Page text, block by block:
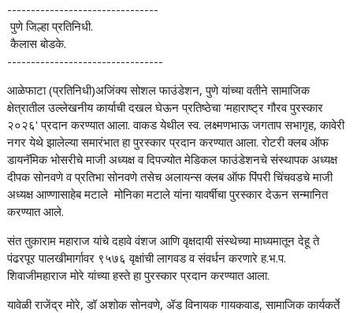
--------------------------------
पुणे जिल्हा प्रतिनिधी.
कैलास बोडके.
---------------------------------
आळेफाटा (प्रतिनिधी)अजिंक्य सोशल फाउंडेशन, पुणे यांच्या वतीने सामाजिक
क्षेत्रातील उल्लेखनीय कार्याची दखल घेऊन प्रतिष्ठेचा 'महाराष्ट्र गौरव पुरस्कार
२०२६' प्रदान करण्यात आला. वाकड येथील स्व. लक्ष्मणभाऊ जगताप सभागृह, कावेरी
नगर येथे झालेल्या समारंभात हा पुरस्कार प्रदान करण्यात आला. रोटरी क्लब ऑफ
डायनॅमिक भोसरीचे माजी अध्यक्ष व दिपज्योत मेडिकल फाउंडेशनचे संस्थापक अध्यक्ष
दीपक सोनवणे व प्रतिभा सोनवणे तसेच अलायन्स क्लब ऑफ पिंपरी चिंचवडचे माजी
अध्यक्ष आण्णासाहेब मटाले मोनिका मटाले यांना यावर्षीचा पुरस्कार देऊन सन्मानित
करण्यात आले.
संत तुकाराम महाराज यांचे दहावे वंशज आणि वृक्षदायी संस्थेच्या माध्यमातून देहू ते
पंढरपूर पालखीमार्गावर ९५७६ वृक्षांची लागवड व संवर्धन करणारे ह.भ.प.
शिवाजीमहाराज मोरे यांच्या हस्ते हा पुरस्कार प्रदान करण्यात आला.
यावेळी राजेंद्र मोरे, डॉ अशोक सोनवणे, ॲड विनायक गायकवाड, सामाजिक कार्यकर्ते